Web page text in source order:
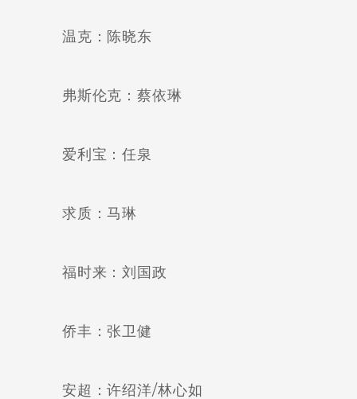
温克：陈晓东
弗斯伦克：蔡依琳
爱利宝：任泉
求质：马琳
福时来：刘国政
侨丰：张卫健
安超：许绍洋/林心如